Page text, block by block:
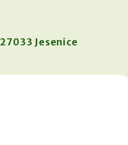
Jesenice